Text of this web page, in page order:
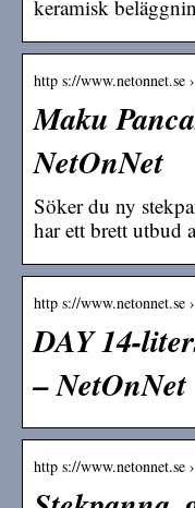
keramisk
http s://
Maku
NetOnNet
Söker du ny
har ett brett utbud
http s://
DAY 14-
– NetOnNet
http s://